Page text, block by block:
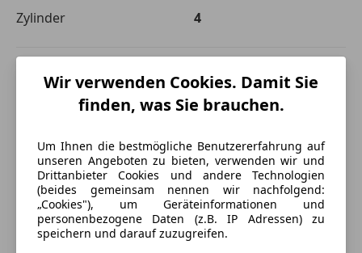
Zylinder
4
Wir verwenden Cookies. Damit Sie
finden, was Sie brauchen.
Um Ihnen die bestmögliche Benutzererfahrung auf
unseren Angeboten zu bieten, verwenden wir und
Drittanbieter Cookies und andere Technologien
(beides gemeinsam nennen wir nachfolgend:
„Cookies"), um Geräteinformationen und
personenbezogene Daten (z.B. IP Adressen) zu
speichern und darauf zuzugreifen.